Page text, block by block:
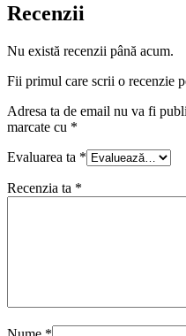
Recenzii
Nu există recenzii până acum.
Fii primul care scrii o recenzie
Adresa ta de email nu va fi
marcate cu *
Evaluarea ta *
Recenzia ta *